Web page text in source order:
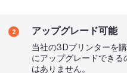
2 アップグレード可能
当社の3Dプリンターを
にアップグレードでき
はありません。